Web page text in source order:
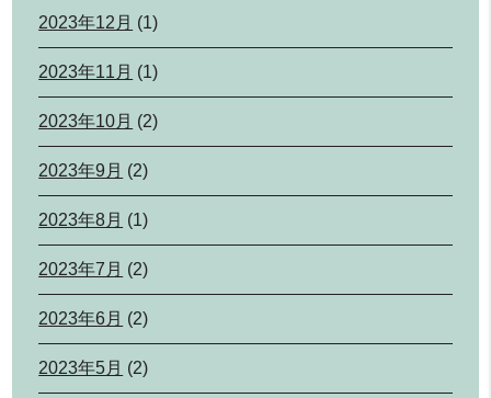
2023年12月 (1)
2023年11月 (1)
2023年10月 (2)
2023年9月 (2)
2023年8月 (1)
2023年7月 (2)
2023年6月 (2)
2023年5月 (2)